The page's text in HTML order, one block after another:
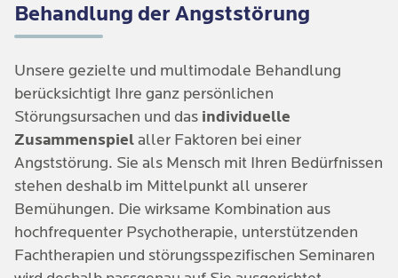
der Sorgen keine Kontrolle ausüben können, sind die
Sorgen schwer in Schach zu halten.
das Leben einnimmt.
Behandlung der Angststörung
Unsere gezielte und multimodale Behandlung
berücksichtigt Ihre ganz persönlichen
Störungsursachen und das individuelle
Zusammenspielaller Faktoren bei einer
Angststörung. Sie als Mensch mit Ihren Bedürfnissen
stehen deshalb im Mittelpunkt all unserer
Bemühungen. Die wirksame Kombination aus
hochfrequenter Psychotherapie, unterstützenden
Fachtherapien und störungsspezifischen Seminaren